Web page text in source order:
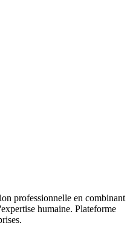
professionnelle en combinant
humaine. Plateforme